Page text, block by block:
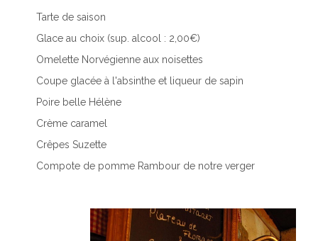
Tarte de saison
Glace au choix (sup. alcool : 2,00€)
Omelette Norvégienne aux noisettes
Coupe glacée à l'absinthe et liqueur de sapin
Poire belle Hélène
Crème caramel
Crêpes Suzette
Compote de pomme Rambour de notre verger